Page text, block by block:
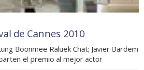
de Cannes 2010
Boonmee Raluek Chat; Javier Bardem
el premio al mejor actor